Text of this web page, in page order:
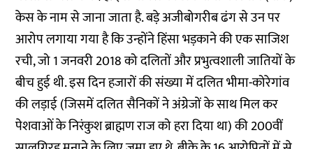
केस के नाम से जाना जाता है. बड़े अजीबोगरीब ढंग से उन पर
आरोप लगाया गया है कि उन्होंने हिंसा भड़काने की एक साजिश
रची, जो 1 जनवरी 2018 को दलितों और प्रभुत्वशाली जातियों के
बीच हुई थी. इस दिन हजारों की संख्या में दलित भीमा-कोरेगांव
की लड़ाई (जिसमें दलित सैनिकों ने अंग्रेजों के साथ मिल कर
पेशवाओं के निरंकुश ब्राह्मण राज को हरा दिया था) की 200वीं